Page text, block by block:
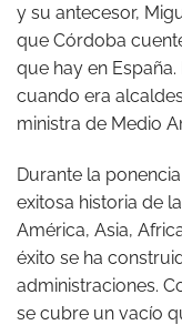
y su antecesor,
que Córdoba
que hay en
cuando era
ministra de Medio
Durante la
exitosa historia de
América, Asia,
éxito se ha
administraciones.
se cubre un vacío